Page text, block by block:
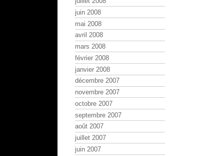
juin 2008
mai 2008
avril 2008
mars 2008
février 2008
janvier 2008
décembre 2007
novembre 2007
octobre 2007
septembre 2007
août 2007
juillet 2007
juin 2007